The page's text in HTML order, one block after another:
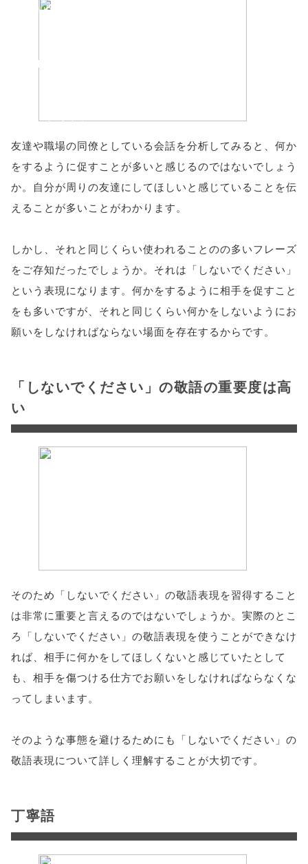
menubar=no,
scrollbars=yes'
false;"> シェア
友達や職場の同僚としている会話を分析してみると、何か
をするように促すことが多いと感じるのではないでしょう
か。自分が周りの友達にしてほしいと感じていることを伝
えることが多いことがわかります。
しかし、それと同じくらい使われることのの多いフレーズ
をご存知だったでしょうか。それは「しないでください」
という表現になります。何かをするように相手を促すこと
をも多いですが、それと同じくらい何かをしないようにお
願いをしなければならない場面を存在するからです。
「しないでください」の敬語の重要度は高
い
そのため「しないでください」の敬語表現を習得すること
は非常に重要と言えるのではないでしょうか。実際のとこ
ろ「しないでください」の敬語表現を使うことができなけ
れば、相手に何かをしてほしくないと感じていたとして
も、相手を傷つける仕方でお願いをしなければならなくな
ってしまいます。
そのような事態を避けるためにも「しないでください」の
敬語表現について詳しく理解することが大切です。
丁寧語